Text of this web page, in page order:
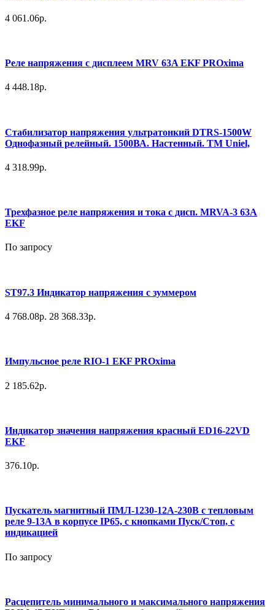
4 061.06р.
Реле напряжения с дисплеем MRV 63A EKF PROxima
4 448.18р.
Стабилизатор напряжения ультратонкий DTRS-1500W
Однофазный релейный. 1500ВА. Настенный. TM Uniel,
4 318.99р.
Трехфазное реле напряжения и тока с дисп. MRVA-3 63A
EKF
По запросу
ST97.3 Индикатор напряжения с зуммером
4 768.08р. 28 368.33р.
Импульсное реле RIO-1 EKF PROxima
2 185.62р.
Индикатор значения напряжения красный ED16-22VD
EKF
376.10р.
Пускатель магнитный ПМЛ-1230-12А-230В с тепловым
реле 9-13А в корпусе IP65, с кнопками Пуск/Стоп, с
индикацией
По запросу
Расцепитель минимального и максимального напряжения